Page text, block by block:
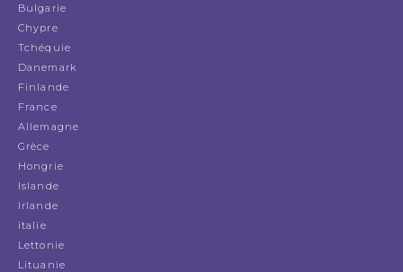
Bulgarie
Chypre
Tchéquie
Danemark
Finlande
France
Allemagne
Grèce
Hongrie
Islande
Irlande
italie
Lettonie
Lituanie